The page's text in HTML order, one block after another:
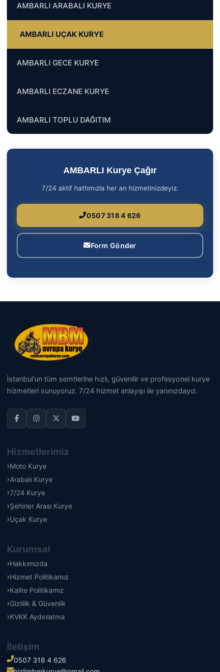
AMBARLI ARABALI KURYE
AMBARLI UÇAK KURYE
AMBARLI GECE KURYE
AMBARLI ECZANE KURYE
AMBARLI TOPLU DAĞITIM
AMBARLI Kurye Çağır
7/24 aktif hattımızla her an hizmetinizdeyiz.
0507 318 4 626
Form Gönder
İstanbul'un tüm semtlerine hızlı, güvenilir ve profesyonel kurye
hizmetleri sunuyoruz. 7/24 hizmet anlayışı ile yanınızdayız.
Hizmetlerimiz
Moto Kurye
Arabalı Kurye
7/24 Kurye
Şehirler Arası Kurye
Uçak Kurye
Kurumsal
Hakkımızda
Hizmet Politikamız
Kalite Politikamız
Gizlilik & Güvenlik
KVKK Aydınlatma
İletişim
0507 318 4 626